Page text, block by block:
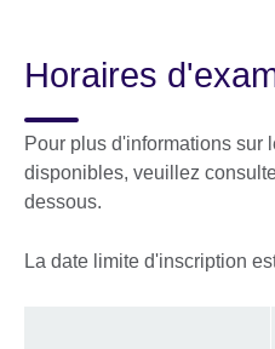
langue
Horaires
Pour plus d'informations sur
disponibles, veuillez
dessous.
La date limite d'inscription